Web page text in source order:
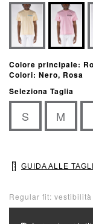
Colore principale:
Colori: Nero, Rosa
Seleziona Taglia
S M
GUIDA ALLE
Regular fit: vestibilità